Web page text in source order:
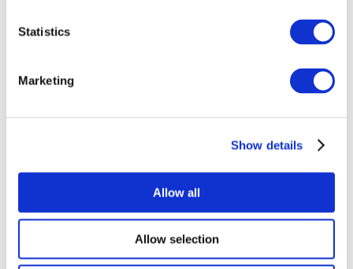
Statistics
Marketing
Show details
Allow all
Allow selection
Serata creativa
La nostra offerta speciale
Applicare